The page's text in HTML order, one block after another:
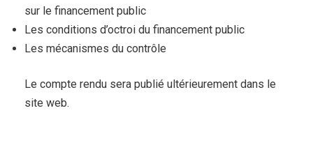
sur le financement public
Les conditions d’octroi du financement public
Les mécanismes du contrôle
Le compte rendu sera publié ultérieurement dans le
site web.